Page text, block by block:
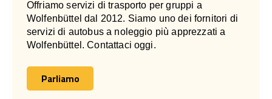
Offriamo servizi di trasporto per gruppi a
Wolfenbüttel dal 2012. Siamo uno dei fornitori di
servizi di autobus a noleggio più apprezzati a
Wolfenbüttel. Contattaci oggi.
Parliamo
Parliamo